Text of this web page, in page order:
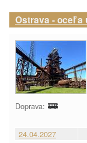
Ostrava - oceľ a
Doprava:
24.04.2027